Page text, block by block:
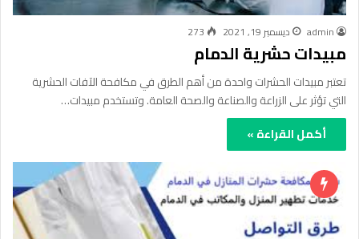
admin ديسمبر 19, 2021 273
مبيدات حشرية الدمام
تعتبر مبيدات الحشرات واحدة من أهم الطرق في مكافحة الآفات الحشرية
التي تؤثر على الزراعة والصناعة والصحة العامة. وتستخدم مبيدات…
أكمل القراءة »